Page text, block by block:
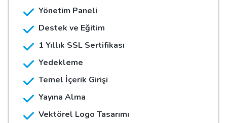
Yönetim Paneli
Destek ve Eğitim
1 Yıllık SSL Sertifikası
Yedekleme
Temel İçerik Girişi
Yayına Alma
Vektörel Logo Tasarımı